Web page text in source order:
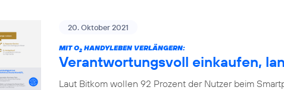
20. Oktober 2021
MIT O2 HANDYLEBEN VERLÄNGERN:
Verantwortungsvoll einkaufen,
Laut Bitkom wollen 92 Prozent der Nutzer beim